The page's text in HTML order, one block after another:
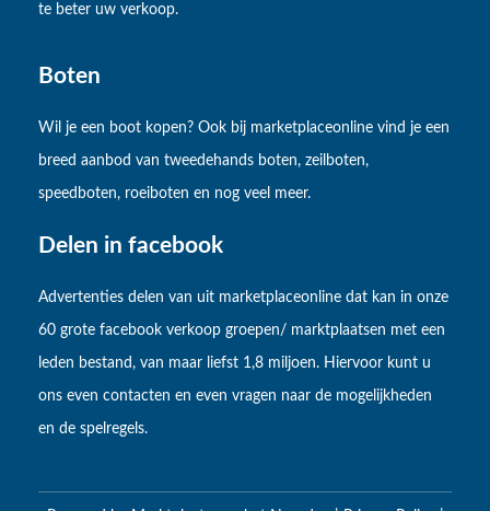
te beter uw verkoop.
Boten
Wil je een boot kopen? Ook bij marketplaceonline vind je een
breed aanbod van tweedehands boten, zeilboten,
speedboten, roeiboten en nog veel meer.
Delen in facebook
Advertenties delen van uit marketplaceonline dat kan in onze
60 grote facebook verkoop groepen/ marktplaatsen met een
leden bestand, van maar liefst 1,8 miljoen. Hiervoor kunt u
ons even contacten en even vragen naar de mogelijkheden
en de spelregels.